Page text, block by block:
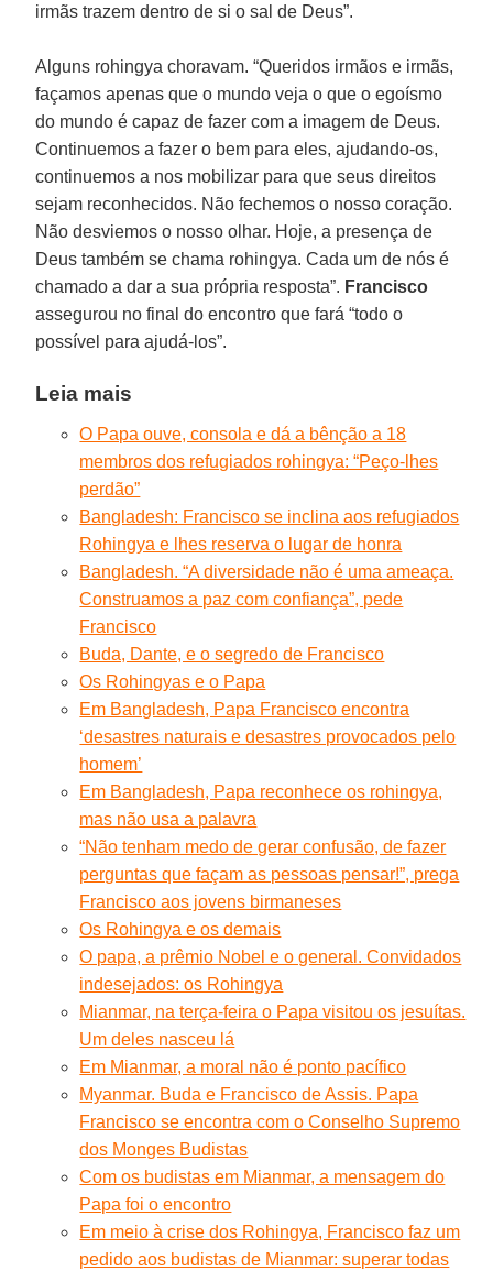
irmãs trazem dentro de si o sal de Deus”.
Alguns rohingya choravam. “Queridos irmãos e irmãs,
façamos apenas que o mundo veja o que o egoísmo
do mundo é capaz de fazer com a imagem de Deus.
Continuemos a fazer o bem para eles, ajudando-os,
continuemos a nos mobilizar para que seus direitos
sejam reconhecidos. Não fechemos o nosso coração.
Não desviemos o nosso olhar. Hoje, a presença de
Deus também se chama rohingya. Cada um de nós é
chamado a dar a sua própria resposta”. Francisco
assegurou no final do encontro que fará “todo o
possível para ajudá-los”.
Leia mais
O Papa ouve, consola e dá a bênção a 18
membros dos refugiados rohingya: “Peço-lhes
perdão”
Bangladesh: Francisco se inclina aos refugiados
Rohingya e lhes reserva o lugar de honra
Bangladesh. “A diversidade não é uma ameaça.
Construamos a paz com confiança”, pede
Francisco
Buda, Dante, e o segredo de Francisco
Os Rohingyas e o Papa
Em Bangladesh, Papa Francisco encontra
‘desastres naturais e desastres provocados pelo
homem’
Em Bangladesh, Papa reconhece os rohingya,
mas não usa a palavra
“Não tenham medo de gerar confusão, de fazer
perguntas que façam as pessoas pensar!”, prega
Francisco aos jovens birmaneses
Os Rohingya e os demais
O papa, a prêmio Nobel e o general. Convidados
indesejados: os Rohingya
Mianmar, na terça-feira o Papa visitou os jesuítas.
Um deles nasceu lá
Em Mianmar, a moral não é ponto pacífico
Myanmar. Buda e Francisco de Assis. Papa
Francisco se encontra com o Conselho Supremo
dos Monges Budistas
Com os budistas em Mianmar, a mensagem do
Papa foi o encontro
Em meio à crise dos Rohingya, Francisco faz um
pedido aos budistas de Mianmar: superar todas